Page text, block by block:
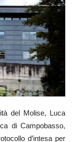
del Molise, Luca
di Campobasso,
d’intesa per